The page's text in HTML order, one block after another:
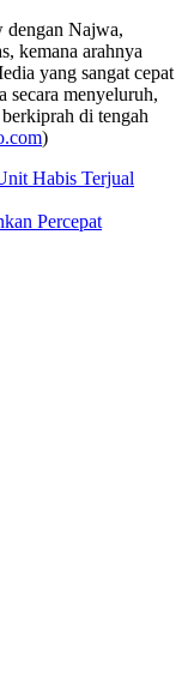
Najwa,
kemana arahnya
yang sangat cepat
secara menyeluruh,
di tengah
)
Habis Terjual
Percepat